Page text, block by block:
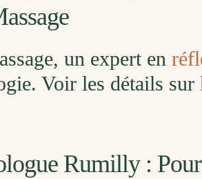
un expert en
Voir les détails sur
Rumilly :